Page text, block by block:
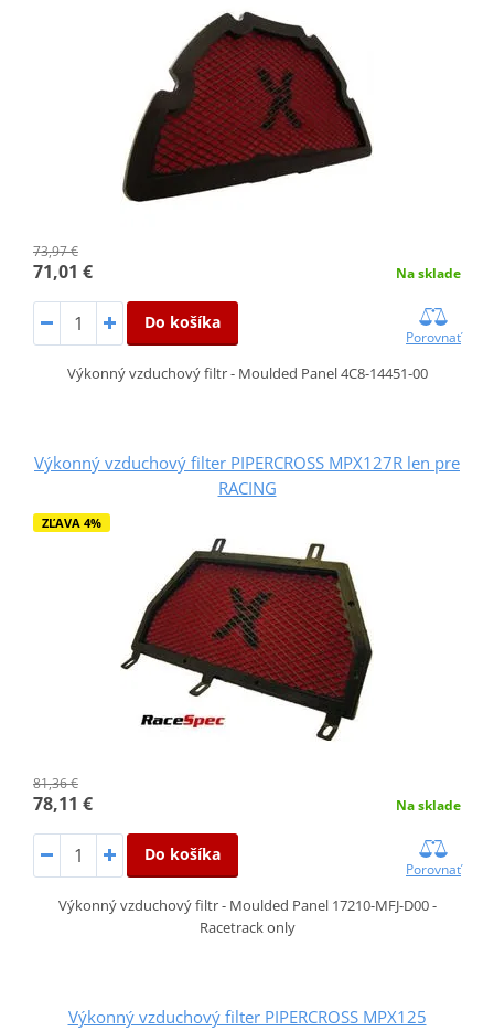
73,97 €
71,01 € Na sklade
Do košíka
Porovnať
Výkonný vzduchový filtr - Moulded Panel 4C8-14451-00
Výkonný vzduchový filter PIPERCROSS MPX127R len pre
RACING
ZĽAVA 4%
81,36 €
78,11 € Na sklade
Do košíka
Porovnať
Výkonný vzduchový filtr - Moulded Panel 17210-MFJ-D00 -
Racetrack only
Výkonný vzduchový filter PIPERCROSS MPX125